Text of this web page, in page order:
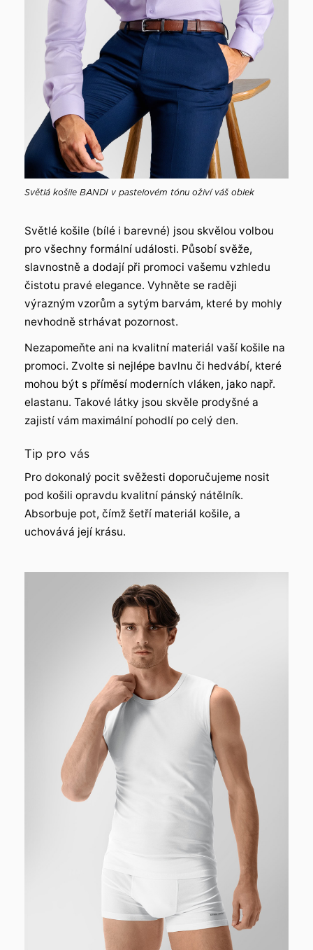
Světlá košile BANDI v pastelovém tónu oživí váš oblek
Světlé košile (bílé i barevné) jsou skvělou volbou
pro všechny formální události. Působí svěže,
slavnostně a dodají při promoci vašemu vzhledu
čistotu pravé elegance. Vyhněte se raději
výrazným vzorům a sytým barvám, které by mohly
nevhodně strhávat pozornost.
Nezapomeňte ani na kvalitní materiál vaší košile na
promoci. Zvolte si nejlépe bavlnu či hedvábí, které
mohou být s příměsí moderních vláken, jako např.
elastanu. Takové látky jsou skvěle prodyšné a
zajistí vám maximální pohodlí po celý den.
Tip pro vás
Pro dokonalý pocit svěžesti doporučujeme nosit
pod košili opravdu kvalitní pánský nátělník.
Absorbuje pot, čímž šetří materiál košile, a
uchovává její krásu.